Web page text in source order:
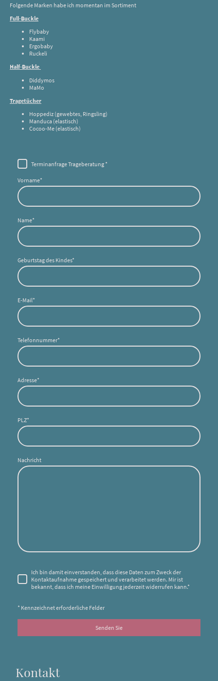
Folgende Marken habe ich momentan im Sortiment
Full-Buckle
Flybaby
Kaami
Ergobaby
Ruckeli
Half-Buckle
Diddymos
MaMo
Tragetücher
Hoppediz (gewebtes, Ringsling)
Manduca (elastisch)
Cocoo-Me (elastisch)
Terminanfrage Trageberatung *
Vorname*
Name*
Geburtstag des Kindes*
E-Mail*
Telefonnummer*
Adresse*
PLZ*
Nachricht
Ich bin damit einverstanden, dass diese Daten zum Zweck der
Kontaktaufnahme gespeichert und verarbeitet werden. Mir ist
bekannt, dass ich meine Einwilligung jederzeit widerrufen kann.*
* Kennzeichnet erforderliche Felder
Senden Sie
Kontakt